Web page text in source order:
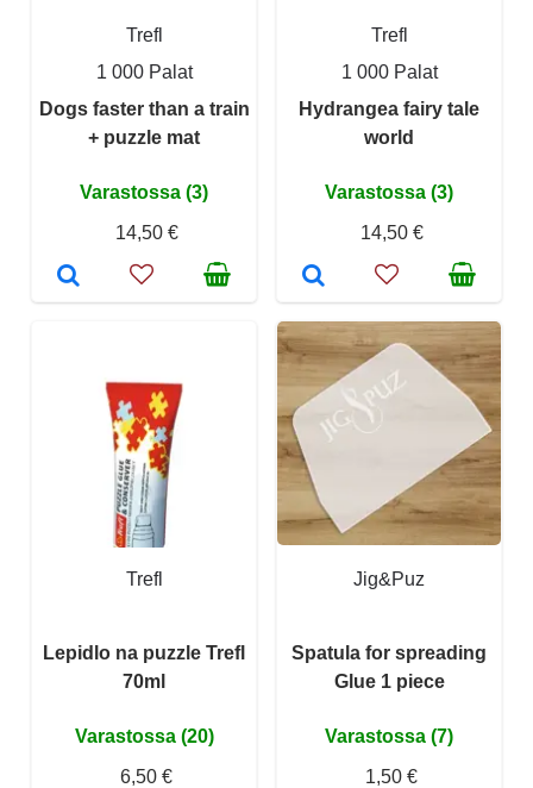
Trefl
1 000 Palat
Dogs faster than a train
+ puzzle mat
Varastossa (3)
14,50 €
Trefl
1 000 Palat
Hydrangea fairy tale
world
Varastossa (3)
14,50 €
Trefl
Lepidlo na puzzle Trefl
70ml
Varastossa (20)
6,50 €
Jig&Puz
Spatula for spreading
Glue 1 piece
Varastossa (7)
1,50 €